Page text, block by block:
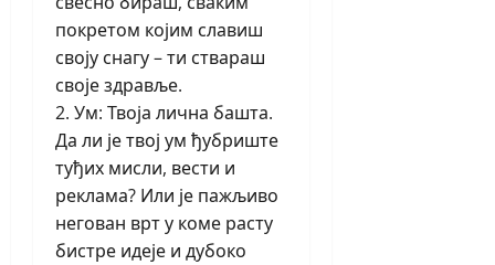
покретом којим славиш
своју снагу – ти ствараш
своје здравље.
2. Ум: Твоја лична башта.
Да ли је твој ум ђубриште
туђих мисли, вести и
реклама? Или је пажљиво
негован врт у коме расту
бистре идеје и дубоко